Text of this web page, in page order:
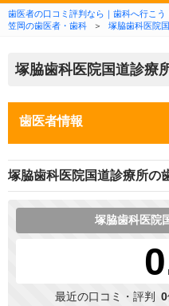
歯医者の口コミ評判なら｜歯科へ行こう
笠岡の歯医者・歯科
＞ 塚脇歯科医院
塚脇歯科医院国道診療
歯医者情報
塚脇歯科医院国道診療所の
塚脇歯科医院
最近の口コミ・評判 0